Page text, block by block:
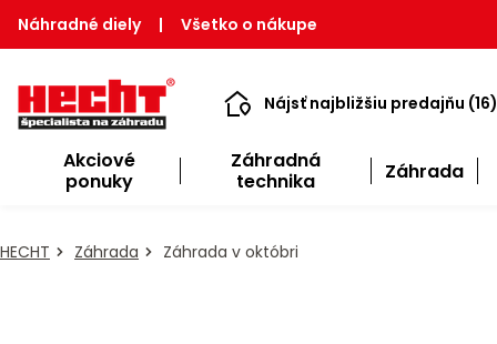
Náhradné diely | Všetko o nákupe
Nájsť najbližšiu predajňu (16)
Akciové
ponuky
Záhradná
technika
Záhrada
HECHT Záhrada Záhrada v októbri